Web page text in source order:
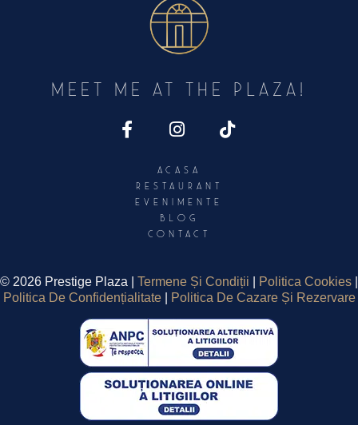
Meet Me At The PLAZA!
Acasa
Restaurant
Evenimente
Blog
Contact
© 2026 Prestige Plaza | Termene Și Condiții Politica Cookies
Politica De Confidențialitate| Politica De Cazare Și Rezervare